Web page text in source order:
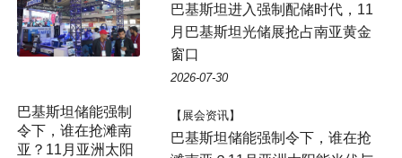
巴基斯坦进入强制配储时代，11
月巴基斯坦光储展抢占南亚黄金
窗口
2026-07-30
【展会资讯】
巴基斯坦储能强制令下，谁在抢